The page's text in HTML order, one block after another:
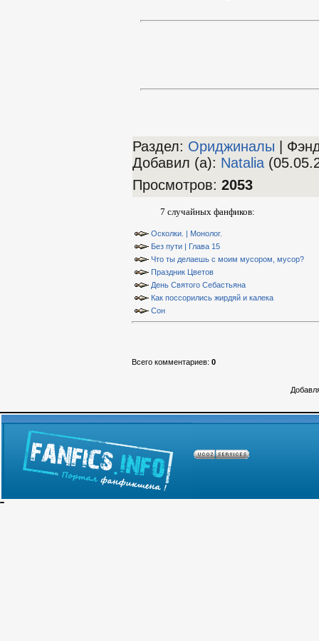
Раздел: Ориджиналы |
Добавил (а): Natalia
Просмотров: 2053
7 случайных фанфиков:
Осколки. | Монолог.
Без пути | Глава 15
Что ты делаешь с моим мусором, мусор?
Праздник Цветов
День Святого Себастьяна
Как поссорились жирдяй и калека
Сон
Всего комментариев: 0